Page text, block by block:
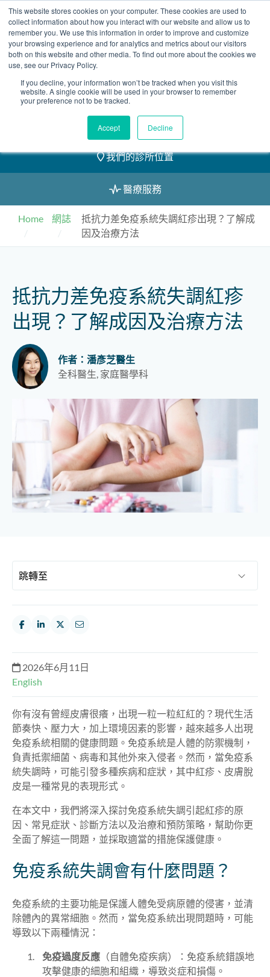
This website stores cookies on your computer. These cookies are used to
collect information about how you interact with our website and allow us to
remember you. We use this information in order to improve and customize
your browsing experience and for analytics and metrics about our visitors
both on this website and other media. To find out more about the cookies we
use, see our Privacy Policy.
If you decline, your information won’t be tracked when you visit this
website. A single cookie will be used in your browser to remember
your preference not to be tracked.
Accept Decline
Skip
to
content
2155 9055
預約
我們的醫護團隊
我們的診所位置
醫療服務
Home 網誌
抵抗力差免疫系統失調紅疹出現？了解成
因及治療方法
抵抗力差免疫系統失調紅疹
出現？了解成因及治療方法
作者：潘彥芝醫生
全科醫生, 家庭醫學科
2026年6月11日
English
你有沒有曾經皮膚很癢，出現一粒一粒紅紅的？現代生活
節奏快、壓力大，加上環境因素的影響，越來越多人出現
免疫系統相關的健康問題。免疫系統是人體的防禦機制，
負責抵禦細菌、病毒和其他外來入侵者。然而，當免疫系
統失調時，可能引發多種疾病和症狀，其中紅疹、皮膚脫
皮是一種常見的表現形式。
在本文中，我們將深入探討免疫系統失調引起紅疹的原
因、常見症狀、診斷方法以及治療和預防策略，幫助你更
全面了解這一問題，並採取適當的措施保護健康。
免疫系統失調會有什麼問題？
免疫系統的主要功能是保護人體免受病原體的侵害，並清
除體內的異常細胞。然而，當免疫系統出現問題時，可能
導致以下兩種情況：
免疫過度反應 （自體免疫疾病）：免疫系統錯誤地
攻擊健康的細胞和組織，導致炎症和損傷。